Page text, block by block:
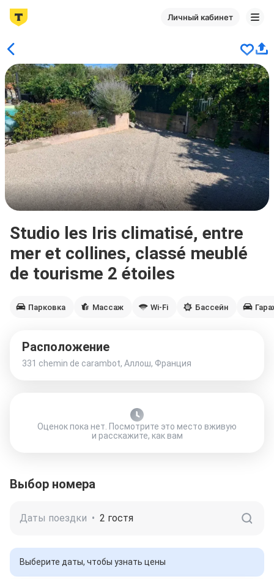
Личный кабинет
Studio les Iris climatisé, entre
mer et collines, classé meublé
de tourisme 2 étoiles
Парковка Массаж Wi-Fi Бассейн
Расположение
331 chemin de carambot, Аллош, Франция
Оценок пока нет. Посмотрите это место вживую
и расскажите, как вам
Выбор номера
Даты поездки • 2 гостя
Выберите даты, чтобы узнать цены